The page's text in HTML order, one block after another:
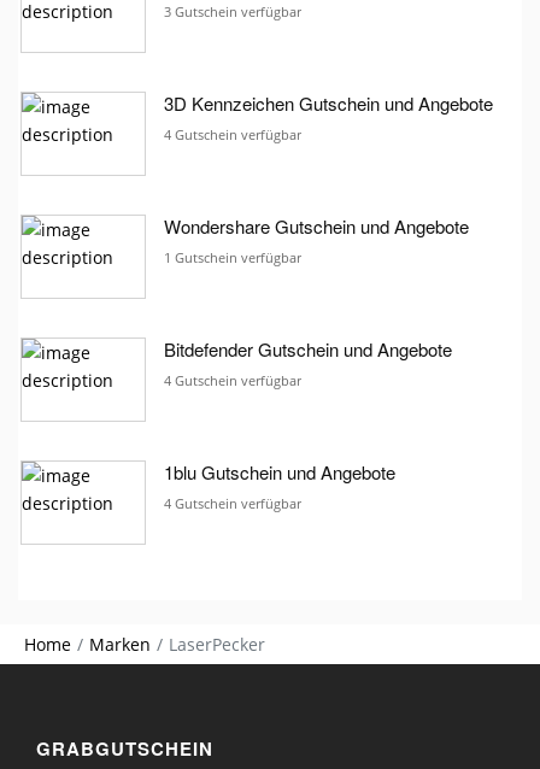
3 Gutschein verfügbar
3D Kennzeichen Gutschein und Angebote
4 Gutschein verfügbar
Wondershare Gutschein und Angebote
1 Gutschein verfügbar
Bitdefender Gutschein und Angebote
4 Gutschein verfügbar
1blu Gutschein und Angebote
4 Gutschein verfügbar
Home Marken LaserPecker
GRABGUTSCHEIN